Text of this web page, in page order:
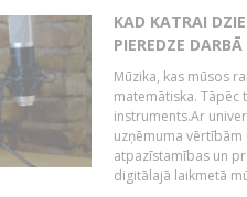
KAD KATRAI
PIEREDZE
Mūzika, kas mūsos
matemātiska. Tāpēc
instruments.Ar
uzņēmuma
atpazīstamības un
digitālajā laikmetā